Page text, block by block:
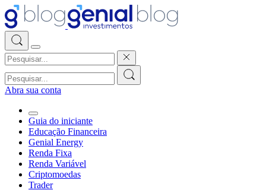
Abra sua conta
Guia do iniciante
Educação Financeira
Genial Energy
Renda Fixa
Renda Variável
Criptomoedas
Trader